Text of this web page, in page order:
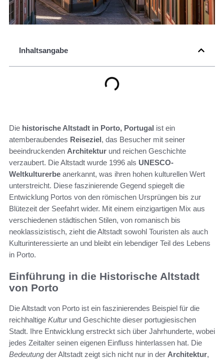
Inhaltsangabe
Die historische Altstadt in Porto, Portugal ist ein
atemberaubendes Reiseziel, das Besucher mit seiner
beeindruckenden Architektur und reichen Geschichte
verzaubert. Die Altstadt wurde 1996 als UNESCO-
Weltkulturerbe anerkannt, was ihren hohen kulturellen Wert
unterstreicht. Diese faszinierende Gegend spiegelt die
Entwicklung Portos von den römischen Ursprüngen bis zur
Blütezeit der Seefahrt wider. Mit einem einzigartigen Mix aus
verschiedenen städtischen Stilen, von romanisch bis
neoklassizistisch, zieht die Altstadt sowohl Touristen als auch
Kulturinteressierte an und bleibt ein lebendiger Teil des Lebens
in Porto.
Einführung in die Historische Altstadt
von Porto
Die Altstadt von Porto ist ein faszinierendes Beispiel für die
reichhaltige Kulturund Geschichte dieser portugiesischen
Stadt. Ihre Entwicklung erstreckt sich über Jahrhunderte, wobei
jedes Zeitalter seinen eigenen Einfluss hinterlassen hat. Die
Bedeutung der Altstadt zeigt sich nicht nur in der Architektur,